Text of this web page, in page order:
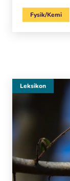
Fysik/Kemi
Leksikon